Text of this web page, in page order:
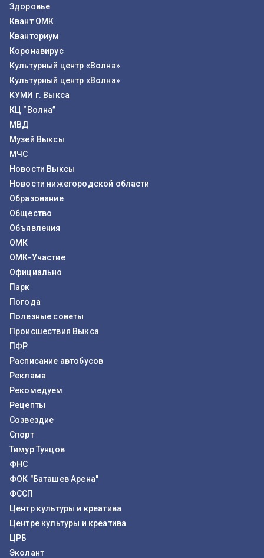
Здоровье
Квант ОМК
Кванториум
Коронавирус
Культурный центр «Волна»
Культурный центр «Волна»
КУМИ г. Выкса
КЦ “Волна”
МВД
Музей Выксы
МЧС
Новости Выксы
Новости нижегородской области
Образование
Общество
Объявления
ОМК
ОМК-Участие
Официально
Парк
Погода
Полезные советы
Происшествия Выкса
ПФР
Расписание автобусов
Реклама
Рекомедуем
Рецепты
Созвездие
Спорт
Тимур Тунцов
ФНС
ФОК "Баташев Арена"
ФССП
Центр культуры и креатива
Центре культуры и креатива
ЦРБ
Эколант